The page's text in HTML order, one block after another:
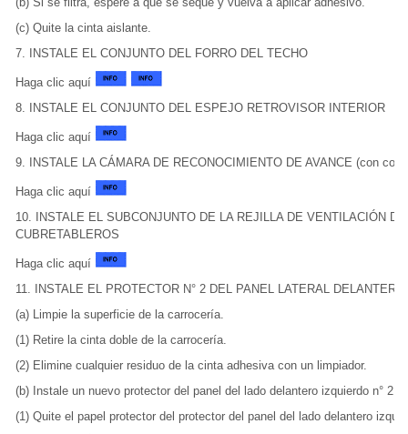
(c) Quite la cinta aislante.
7. INSTALE EL CONJUNTO DEL FORRO DEL TECHO
Haga clic aquí
8. INSTALE EL CONJUNTO DEL ESPEJO RETROVISOR INTERIOR
Haga clic aquí
9. INSTALE LA CÁMARA DE RECONOCIMIENTO DE AVANCE (con
Haga clic aquí
10. INSTALE EL SUBCONJUNTO DE LA REJILLA DE VENTILACIÓN
CUBRETABLEROS
Haga clic aquí
11. INSTALE EL PROTECTOR N° 2 DEL PANEL LATERAL
(a) Limpie la superficie de la carrocería.
(1) Retire la cinta doble de la carrocería.
(2) Elimine cualquier residuo de la cinta adhesiva con un limpiador.
(b) Instale un nuevo protector del panel del lado delantero izquierdo n° 2.
(1) Quite el papel protector del protector del panel del lado delantero